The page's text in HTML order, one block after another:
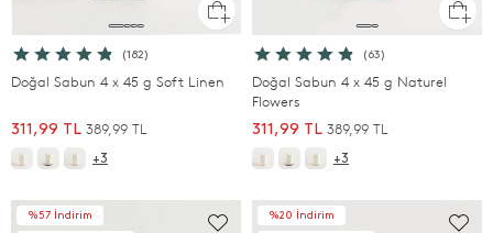
(182)
Doğal Sabun 4 x 45 g Soft Linen
311,99 TL 389,99 TL
+3
(63)
Doğal Sabun 4 x 45 g Naturel
Flowers
311,99 TL 389,99 TL
+3
%57 İndirim %20 İndirim